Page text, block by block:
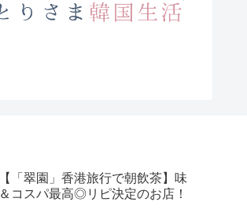
【「翠園」香港旅行で朝飲茶】味
＆コスパ最高◎リピ決定のお店！